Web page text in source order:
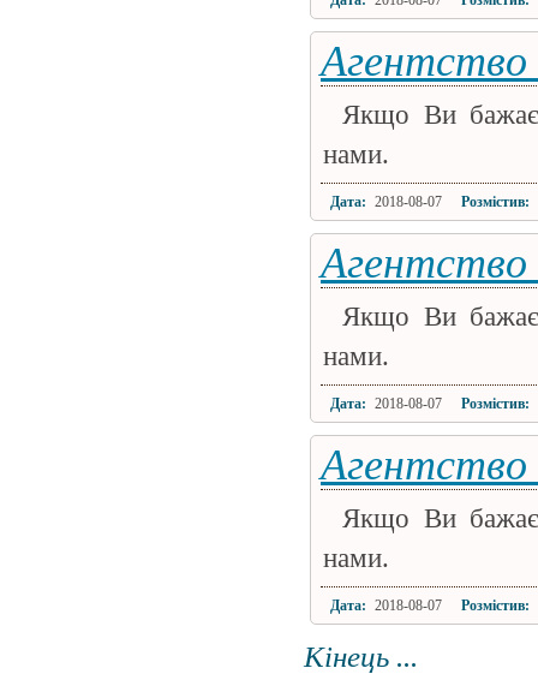
Агентство
Якщо Ви
нами.
Дата: 2018-08-07 Розмістив:
Агентство
Якщо Ви
нами.
Дата: 2018-08-07 Розмістив:
Агентство
Якщо Ви
нами.
Дата: 2018-08-07 Розмістив:
Кінець ...